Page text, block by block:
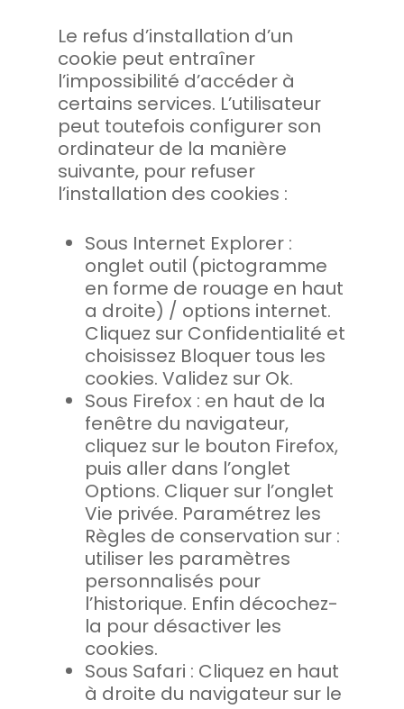
Le refus d’installation d’un
cookie peut entraîner
l’impossibilité d’accéder à
certains services. L’utilisateur
peut toutefois configurer son
ordinateur de la manière
suivante, pour refuser
l’installation des cookies :
Sous Internet Explorer :
onglet outil (pictogramme
en forme de rouage en haut
a droite) / options internet.
Cliquez sur Confidentialité et
choisissez Bloquer tous les
cookies. Validez sur Ok.
Sous Firefox : en haut de la
fenêtre du navigateur,
cliquez sur le bouton Firefox,
puis aller dans l’onglet
Options. Cliquer sur l’onglet
Vie privée. Paramétrez les
Règles de conservation sur :
utiliser les paramètres
personnalisés pour
l’historique. Enfin décochez-
la pour désactiver les
cookies.
Sous Safari : Cliquez en haut
à droite du navigateur sur le